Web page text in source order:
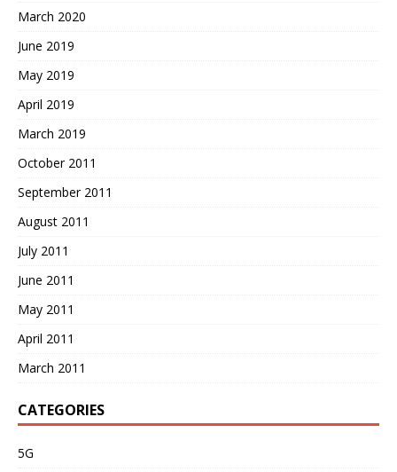
March 2020
June 2019
May 2019
April 2019
March 2019
October 2011
September 2011
August 2011
July 2011
June 2011
May 2011
April 2011
March 2011
CATEGORIES
5G